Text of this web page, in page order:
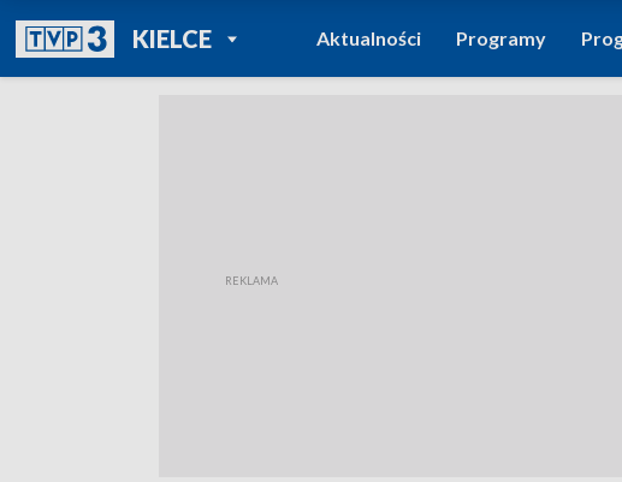
KIELCEPOWRÓT DO
TVP REGIONY
Aktualności Programy